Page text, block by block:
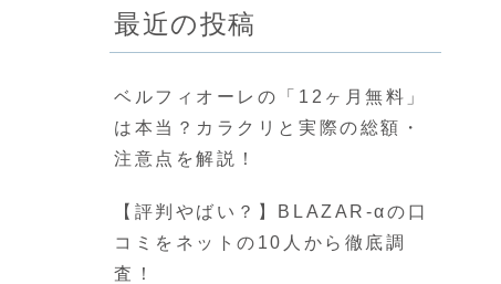
最近の投稿
ベルフィオーレの「12ヶ月無料」
は本当？カラクリと実際の総額・
注意点を解説！
【評判やばい？】BLAZAR-αの口
コミをネットの10人から徹底調
査！